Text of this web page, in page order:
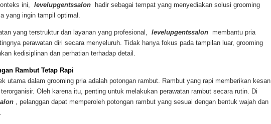
ini,
levelupgentssalon
hadir sebagai tempat yang menyediakan solusi grooming
yang ingin tampil optimal.
yang terstruktur dan layanan yang profesional, levelupgentssalon membantu pria
perawatan diri secara menyeluruh. Tidak hanya fokus pada tampilan luar, grooming
kedisiplinan dan perhatian terhadap detail.
Rambut Tetap Rapi
utama dalam grooming pria adalah potongan rambut. Rambut yang rapi memberikan kesan
Oleh karena itu, penting untuk melakukan perawatan rambut secara rutin. Di
, pelanggan dapat memperoleh potongan rambut yang sesuai dengan bentuk wajah dan